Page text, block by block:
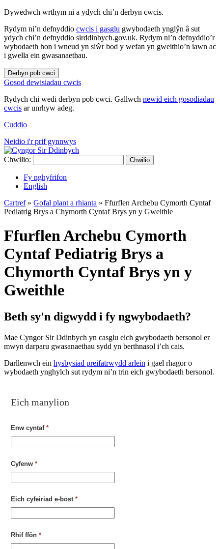
Dywedwch wrthym ni a ydych chi’n derbyn cwcis.
Rydym ni’n defnyddio cwcis i gasglu gwybodaeth ynglŷn â sut
ydych chi’n defnyddio sirddinbych.gov.uk. Rydym ni’n defnyddio’r
wybodaeth hon i wneud yn siŵr bod y wefan yn gweithio’n iawn ac
i gwella ein gwasanaethau.
Derbyn pob cwci
Gosod dewisiadau cwcis
Rydych chi wedi derbyn pob cwci. Gallwch newid eich gosodiadau
cwcis ar unrhyw adeg.
Cuddio
Neidio i'r prif gynnwys
Chwilio: Chwilio
Fy nghyfrifon
English
Cartref» Gofal plant a rhianta » Ffurflen Archebu Cymorth Cyntaf
Pediatrig Brys a Chymorth Cyntaf Brys yn y Gweithle
Ffurflen Archebu Cymorth
Cyntaf Pediatrig Brys a
Chymorth Cyntaf Brys yn y
Gweithle
Beth sy'n digwydd i fy ngwybodaeth?
Mae Cyngor Sir Ddinbych yn casglu eich gwybodaeth bersonol er
mwyn darparu gwasanaethau sydd yn berthnasol i’ch cais.
Darllenwch ein hysbysiad preifatrwydd arlein i gael rhagor o
wybodaeth ynghylch sut rydym ni’n trin eich gwybodaeth bersonol.
Eich manylion
Enw cyntaf *
Cyfenw *
Eich cyfeiriad e-bost *
Rhif ffôn *